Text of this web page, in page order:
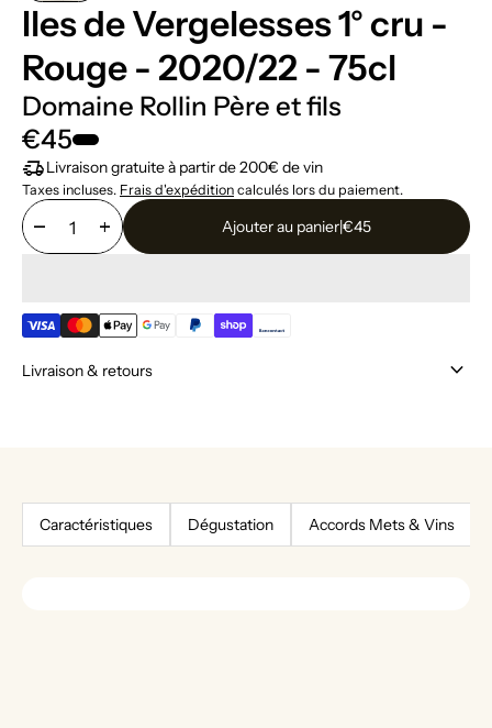
Iles de Vergelesses 1° cru -
Rouge - 2020/22 - 75cl
Domaine Rollin Père et fils
€45
delivery_truck_speedLivraison gratuite à partir de 200€ de vin
Taxes incluses. Frais d'expédition calculés lors du paiement.
remove add Ajouter au panier|€45
Livraison & retours keyboard_arrow_down
Caractéristiques Dégustation Accords Mets & Vins